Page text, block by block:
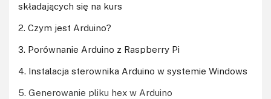
składających się na kurs
2. Czym jest Arduino?
3. Porównanie Arduino z Raspberry Pi
4. Instalacja sterownika Arduino w systemie Windows
5. Generowanie pliku hex w Arduino